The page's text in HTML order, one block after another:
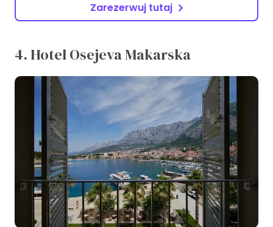
Zarezerwuj tutaj
4. Hotel Osejeva Makarska